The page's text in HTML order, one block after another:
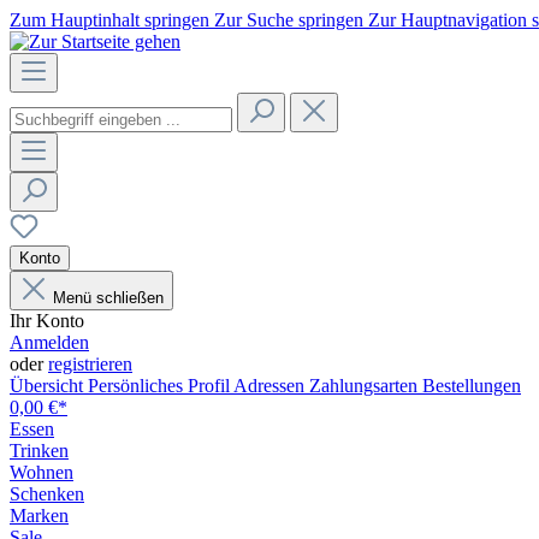
Zum Hauptinhalt springen Zur Suche springen Zur Hauptnavigation
Konto
Menü schließen
Ihr Konto
Anmelden
oderregistrieren
Übersicht Persönliches Profil Adressen Zahlungsarten Bestellungen
0,00 €*
Essen
Trinken
Wohnen
Schenken
Marken